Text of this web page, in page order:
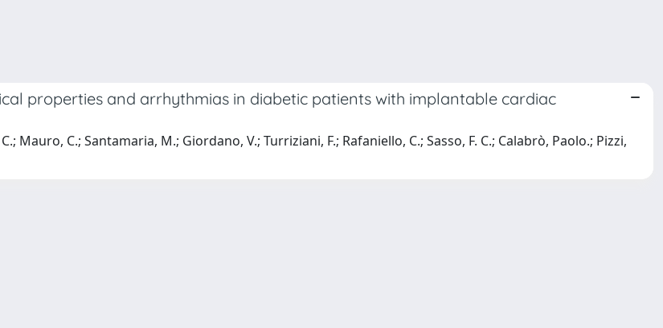
properties and arrhythmias in diabetic patients with implantable cardiac
Mauro, C.; Santamaria, M.; Giordano, V.; Turriziani, F.; Rafaniello, C.; Sasso, F. C.; Calabrò, Paolo.; Pizzi,